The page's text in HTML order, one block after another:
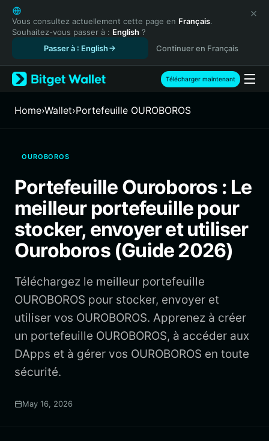
English
日本語
Tiếng Việt
Español (Latinoamérica)
Türkçe
Français
繁體中文
Bahasa Indonesia
ภาษาไทย
Español
Português (Brasil)
Vous consultez actuellement cette page en Français.
Souhaitez-vous passer à : English ?
Passer à : English
Continuer en Français
Télécharger maintenant
Home›Wallet›Portefeuille OUROBOROS
OUROBOROS
Portefeuille Ouroboros : Le
meilleur portefeuille pour
stocker, envoyer et utiliser
Ouroboros (Guide 2026)
Téléchargez le meilleur portefeuille
OUROBOROS pour stocker, envoyer et
utiliser vos OUROBOROS. Apprenez à créer
un portefeuille OUROBOROS, à accéder aux
DApps et à gérer vos OUROBOROS en toute
sécurité.
May 16, 2026